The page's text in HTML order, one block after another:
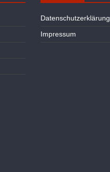
Datenschutzerklärung
Impressum